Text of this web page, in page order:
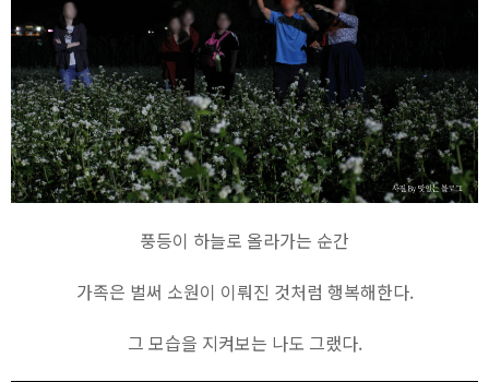
풍등이 하늘로 올라가는 순간
가족은 벌써 소원이 이뤄진 것처럼 행복해한다.
그 모습을 지켜보는 나도 그랬다.